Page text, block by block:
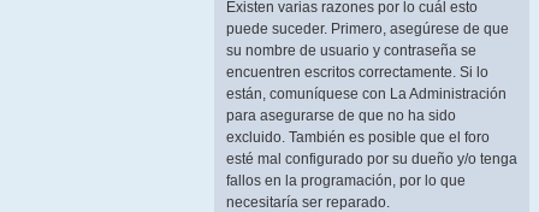
Existen varias razones por lo cuál esto
puede suceder. Primero, asegúrese de que
su nombre de usuario y contraseña se
encuentren escritos correctamente. Si lo
están, comuníquese con La Administración
para asegurarse de que no ha sido
excluido. También es posible que el foro
esté mal configurado por su dueño y/o tenga
fallos en la programación, por lo que
necesitaría ser reparado.